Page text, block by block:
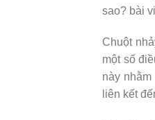
sao? bài
Chuột
một số
này
liên kết